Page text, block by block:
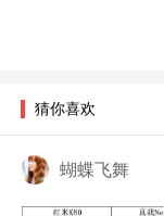
猜你喜欢
蝴蝶飞舞